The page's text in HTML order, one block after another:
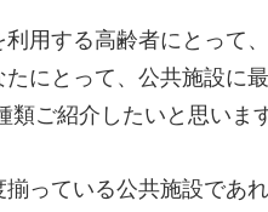
用する高齢者にとって
にとって、公共施設に
ご紹介したいと思います
っている公共施設であ